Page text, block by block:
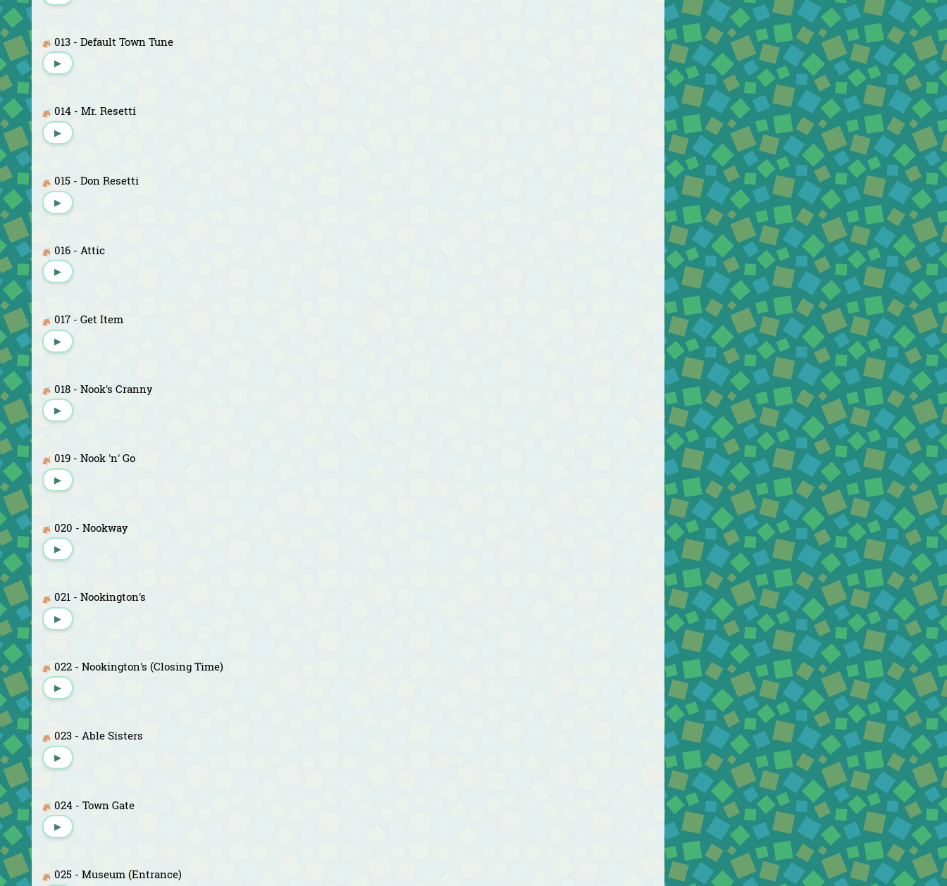
013 - Default Town Tune
▶
014 - Mr. Resetti
▶
015 - Don Resetti
▶
016 - Attic
▶
017 - Get Item
▶
018 - Nook's Cranny
▶
019 - Nook 'n' Go
▶
020 - Nookway
▶
021 - Nookington's
▶
022 - Nookington's (Closing Time)
▶
023 - Able Sisters
▶
024 - Town Gate
▶
025 - Museum (Entrance)